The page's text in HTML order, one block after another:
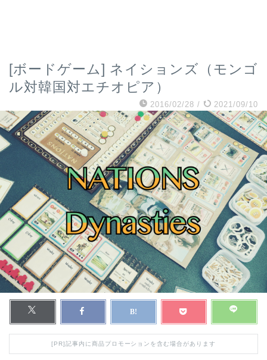
[ボードゲーム] ネイションズ（モンゴ
ル対韓国対エチオピア）
2016/02/28 / 2021/09/10
[PR]記事内に商品プロモーションを含む場合があります